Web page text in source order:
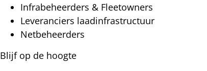
Infrabeheerders & Fleetowners
Leveranciers laadinfrastructuur
Netbeheerders
Blijf op de hoogte